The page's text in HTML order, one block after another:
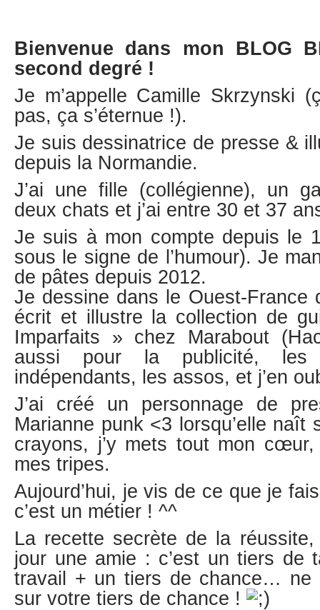
Bienvenue dans mon BLOG
second degré !
Je m’appelle Camille Skrzynski
pas, ça s’éternue !).
Je suis dessinatrice de presse &
depuis la Normandie.
J’ai une fille (collégienne), un
deux chats et j’ai entre 30 et 37
Je suis à mon compte depuis le
sous le signe de l’humour). Je
de pâtes depuis 2012.
Je dessine dans le Ouest-France
écrit et illustre la collection de
Imparfaits » chez Marabout
aussi pour la publicité, les
indépendants, les assos, et j’en
J’ai créé un personnage de
Marianne punk <3 lorsqu’elle naît
crayons, j’y mets tout mon
mes tripes.
Aujourd’hui, je vis de ce que je
c’est un métier ! ^^
La recette secrète de la réussite,
jour une amie : c’est un tiers de
travail + un tiers de chance… ne
sur votre tiers de chance !